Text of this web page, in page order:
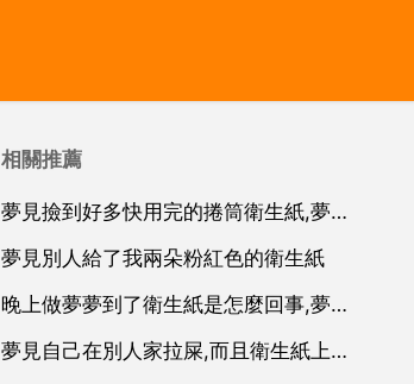
相關推薦
夢見撿到好多快用完的捲筒衛生紙,夢到在路上撿了好多衛生紙好嗎
夢見別人給了我兩朵粉紅色的衛生紙
晚上做夢夢到了衛生紙是怎麼回事,夢見找衛生紙是什麼說法
夢見自己在別人家拉屎,而且衛生紙上有屎丟了